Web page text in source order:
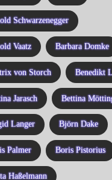
Schwarzenegger
Vaatz Barbara Domke
von Storch Benedikt
Jarasch Bettina
Langer Björn Dake
Palmer Boris Pistorius
Haßelmann